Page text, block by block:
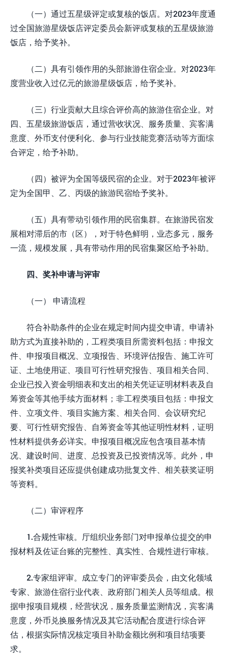
（一）通过五星级评定或复核的饭店。对2023年度通
过全国旅游星级饭店评定委员会新评或复核的五星级旅游
饭店，给予奖补。
（二）具有引领作用的头部旅游住宿企业。对2023年
度营业收入过亿元的旅游星级饭店，给予奖补。
（三）行业贡献大且综合评价高的旅游住宿企业。对
四、五星级旅游饭店，通过营收状况、服务质量、宾客满
意度、外币支付便利化、参与行业技能竞赛活动等方面综
合评定，给予补助。
（四）被评为全国等级民宿的企业。对于2023年被评
定为全国甲、乙、丙级的旅游民宿给予奖补。
（五）具有带动引领作用的民宿集群。在旅游民宿发
展相对滞后的市（区），对于特色鲜明，业态多元，服务
一流，规模发展，具有带动作用的民宿集聚区给予补助。
四、奖补申请与评审
（一） 申请流程
符合补助条件的企业在规定时间内提交申请。申请补
助方式为直接补助的，工程类项目所需资料包括：申报文
件、申报项目概况、立项报告、环境评估报告、施工许可
证、土地使用证、项目可行性研究报告、项目相关合同、
企业已投入资金明细表和支出的相关凭证证明材料表及自
筹资金等其他手续方面材料；非工程类项目包括：申报文
件、立项文件、项目实施方案、相关合同、会议研究纪
要、可行性研究报告、自筹资金等其他证明性材料，证明
性材料提供务必详实。申报项目概况应包含项目基本情
况、建设时间、进度、总投资及已投资情况等。此外，申
报奖补类项目还应提供创建成功批复文件、相关获奖证明
等资料。
（二）审评程序
1.合规性审核。厅组织业务部门对申报单位提交的申
报材料及佐证台账的完整性、真实性、合规性进行审核。
2.专家组评审。成立专门的评审委员会，由文化领域
专家、旅游住宿行业代表、政府部门相关人员等组成。根
据申报项目规模，经营状况，服务质量监测情况，宾客满
意度，外币兑换服务情况及其它活动配合度进行综合评
估，根据实际情况核定项目补助金额比例和项目结项要
求。